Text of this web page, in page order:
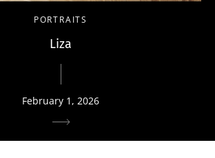
PORTRAITS
Liza
February 1, 2026